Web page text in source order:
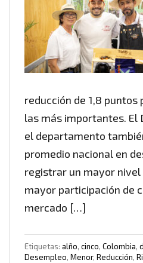
reducción de 1,8 puntos
las más importantes. El
el departamento
promedio nacional en
registrar un mayor nivel
mayor participación de
mercado […]
Etiquetas: alño, cinco, Colombia,
Desempleo, Menor, Reducción,